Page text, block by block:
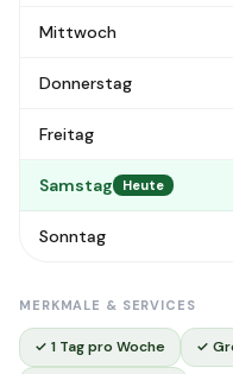
Mittwoch
Donnerstag
Freitag
Samstag Heute
Sonntag
MERKMALE & SERVICES
✓ 1 Tag pro Woche ✓